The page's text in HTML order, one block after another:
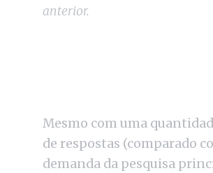
anterior.
Mesmo com uma
de respostas (comparado
demanda da pesquisa